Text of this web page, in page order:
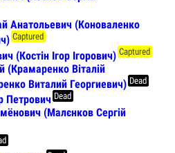
Анатольевич (Коноваленко
Captured
(Костін Ігор Ігорович) Captured
Віталій
Виталий Георгиевич) Dead
Петрович Dead
(Малєнков Сергій